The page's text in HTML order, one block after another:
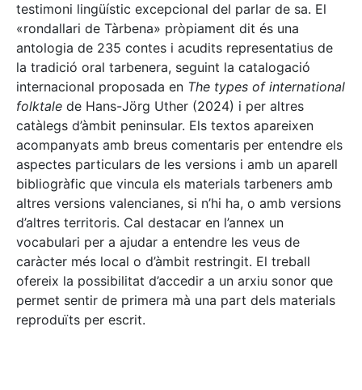
testimoni lingüístic excepcional del parlar de sa. El
«rondallari de Tàrbena» pròpiament dit és una
antologia de 235 contes i acudits representatius de
la tradició oral tarbenera, seguint la catalogació
internacional proposada en The types of international
folktale de Hans-Jörg Uther (2024) i per altres
catàlegs d’àmbit peninsular. Els textos apareixen
acompanyats amb breus comentaris per entendre els
aspectes particulars de les versions i amb un aparell
bibliogràfic que vincula els materials tarbeners amb
altres versions valencianes, si n’hi ha, o amb versions
d’altres territoris. Cal destacar en l’annex un
vocabulari per a ajudar a entendre les veus de
caràcter més local o d’àmbit restringit. El treball
ofereix la possibilitat d’accedir a un arxiu sonor que
permet sentir de primera mà una part dels materials
reproduïts per escrit.